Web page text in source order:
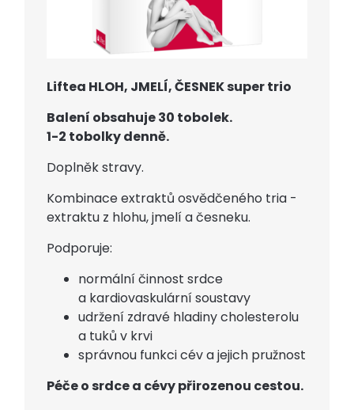
Liftea HLOH, JMELÍ, ČESNEK super trio
Balení obsahuje 30 tobolek.
1-2 tobolky denně.
Doplněk stravy.
Kombinace extraktů osvědčeného tria -
extraktu z hlohu, jmelí a česneku.
Podporuje:
normální činnost srdce
a kardiovaskulární soustavy
udržení zdravé hladiny cholesterolu
a tuků v krvi
správnou funkci cév a jejich pružnost
Péče o srdce a cévy přirozenou cestou.